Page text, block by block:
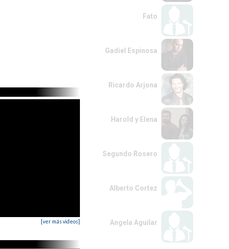
[ver más videos]
Fato
Gadiel Espinosa
Ricardo Arjona
Harold y Elena
Segundo Rosero
Alberto Cortez
Angela Aguilar